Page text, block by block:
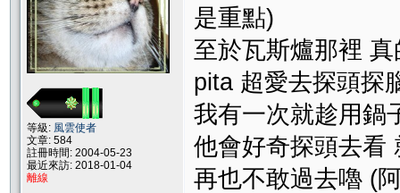
等級: 風雲使者
文章: 584
註冊時間: 2004-05-23
最近來訪: 2018-01-04
離線
是重點)
至於瓦斯爐那裡
pita 超愛去探頭探
我有一次就趁用鍋
他會好奇探頭去看
再也不敢過去嚕 (